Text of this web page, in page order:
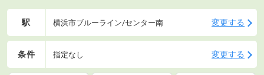
駅 横浜市ブルーライン/センター南 変更する
条件 指定なし 変更する